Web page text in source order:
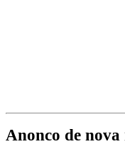
Anonco de